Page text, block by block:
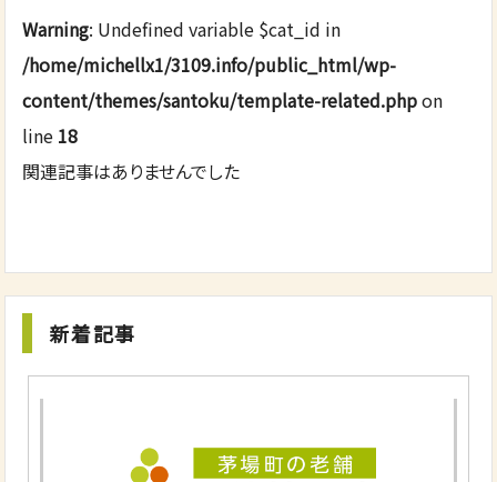
Warning: Undefined variable $cat_id in
/home/michellx1/3109.info/public_html/wp-
content/themes/santoku/template-related.phpon
line 18
関連記事はありませんでした
新着記事